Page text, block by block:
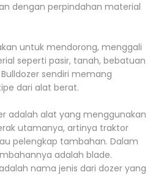
dengan perpindahan material
untuk mendorong, menggali
seperti pasir, tanah, bebatuan
sendiri memang
dari alat berat.
adalah alat yang menggunakan
utamanya, artinya traktor
pelengkap tambahan. Dalam
adalah blade.
nama jenis dari dozer yang